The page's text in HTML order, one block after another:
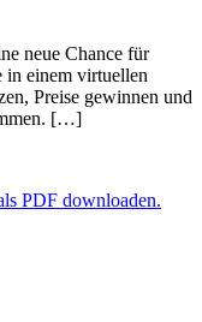
neue Chance für
in einem virtuellen
Preise gewinnen und
[…]
PDF downloaden.